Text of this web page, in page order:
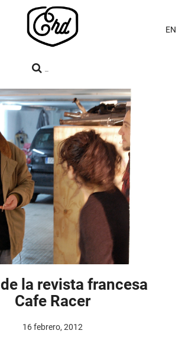
MÁQUINAS
PREMIERES
BLOG
CONTACTO
EN
la revista francesa
Cafe Racer
16 febrero, 2012